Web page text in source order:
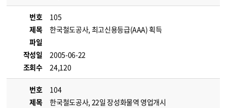
번호
105
제목
한국철도공사, 최고신용등급(AAA) 획득
파일
작성일
2005-06-22
조회수
24,120
번호
104
제목
한국철도공사, 22일 장성화물역 영업개시